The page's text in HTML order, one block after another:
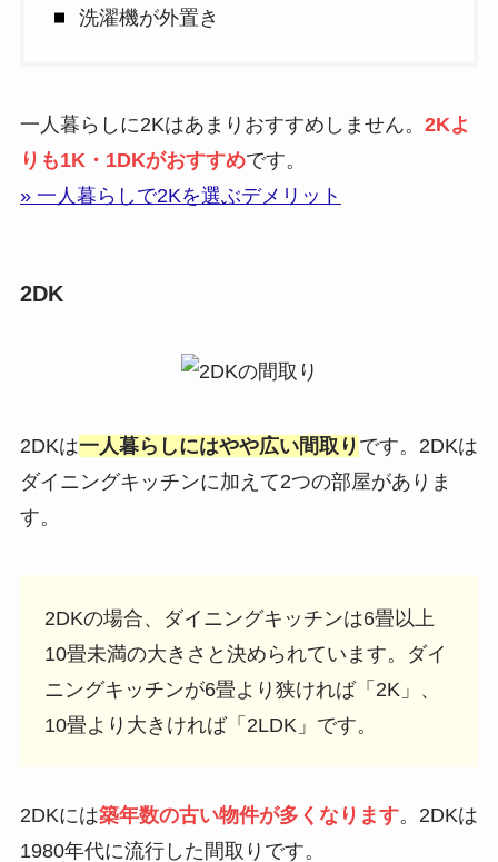
洗濯機が外置き
一人暮らしに2Kはあまりおすすめしません。 2Kよ
りも1K・1DKがおすすめです。
» 一人暮らしで2Kを選ぶデメリット
2DK
2DKは一人暮らしにはやや広い間取り です。2DKは
ダイニングキッチンに加えて2つの部屋がありま
す。
2DKの場合、ダイニングキッチンは6畳以上
10畳未満の大きさと決められています。ダイ
ニングキッチンが6畳より狭ければ「2K」、
10畳より大きければ「2LDK」です。
2DKには築年数の古い物件が多くなります。2DKは
1980年代に流行した間取りです。